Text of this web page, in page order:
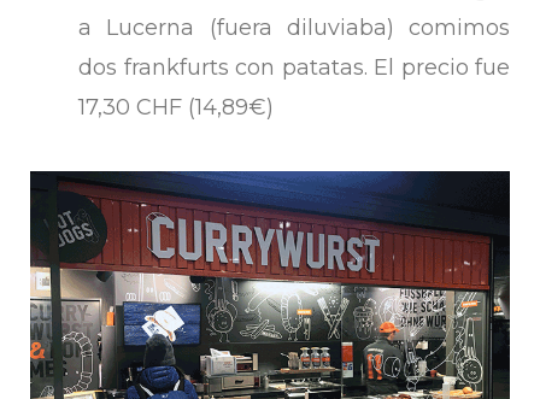
a Lucerna (fuera diluviaba) comimos
dos frankfurts con patatas. El precio fue
17,30 CHF (14,89€)